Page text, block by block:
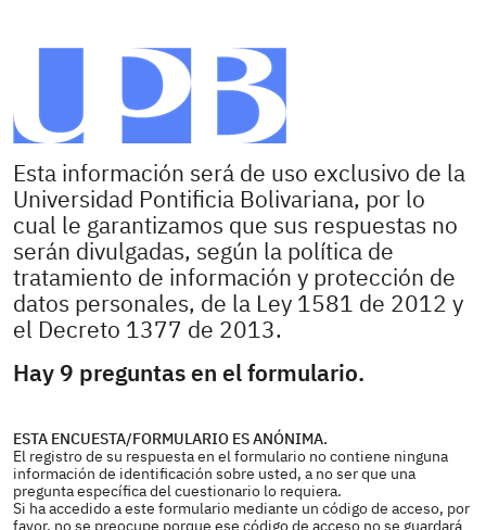
Esta información será de uso exclusivo de la
Universidad Pontificia Bolivariana, por lo
cual le garantizamos que sus respuestas no
serán divulgadas, según la política de
tratamiento de información y protección de
datos personales, de la Ley 1581 de 2012 y
el Decreto 1377 de 2013.
Hay 9 preguntas en el formulario.
ESTA ENCUESTA/FORMULARIO ES ANÓNIMA.
El registro de su respuesta en el formulario no contiene ninguna
información de identificación sobre usted, a no ser que una
pregunta específica del cuestionario lo requiera.
Si ha accedido a este formulario mediante un código de acceso, por
favor, no se preocupe porque ese código de acceso no se guardará